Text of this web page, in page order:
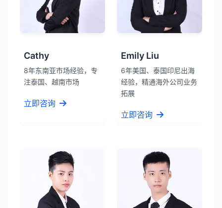
Cathy
8年东南亚市场经验，专
注泰国、越南市场
立即咨询
Emily Liu
6年美国、泰国印尼出海
经验，精通海外公司业务
拓展
立即咨询